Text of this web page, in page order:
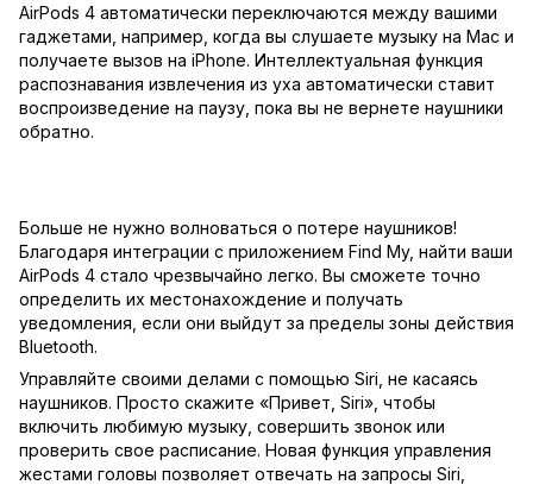
AirPods 4 автоматически переключаются между вашими
гаджетами, например, когда вы слушаете музыку на Mac и
получаете вызов на iPhone. Интеллектуальная функция
распознавания извлечения из уха автоматически ставит
воспроизведение на паузу, пока вы не вернете наушники
обратно.
Больше не нужно волноваться о потере наушников!
Благодаря интеграции с приложением Find My, найти ваши
AirPods 4 стало чрезвычайно легко. Вы сможете точно
определить их местонахождение и получать
уведомления, если они выйдут за пределы зоны действия
Bluetooth.
Управляйте своими делами с помощью Siri, не касаясь
наушников. Просто скажите «Привет, Siri», чтобы
включить любимую музыку, совершить звонок или
проверить свое расписание. Новая функция управления
жестами головы позволяет отвечать на запросы Siri,